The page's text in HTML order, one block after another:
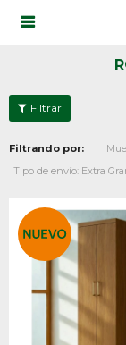

Filtrando por:
Tipo de envío: Extra